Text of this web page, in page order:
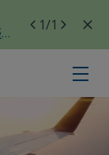
1/1
Airways